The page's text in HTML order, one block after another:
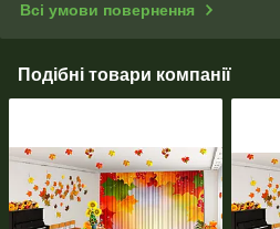
Всі умови повернення
Подібні товари компанії